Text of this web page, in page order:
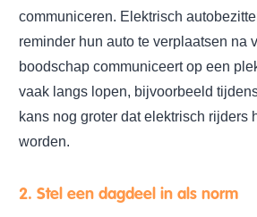
communiceren. Elektrisch
reminder hun auto te verplaatsen na
boodschap communiceert op een
vaak langs lopen, bijvoorbeeld
kans nog groter dat elektrisch rijders
worden.
2. Stel een dagdeel in als norm